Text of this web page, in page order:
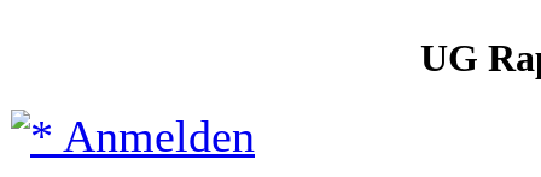
UG
Anmelden